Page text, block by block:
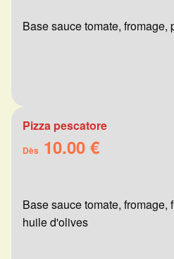
Base sauce tomate, fromage,
Pizza pescatore
Dès 10.00 €
Base sauce tomate, fromage,
huile d'olives